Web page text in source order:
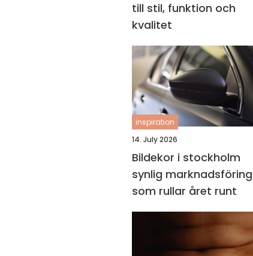
till stil, funktion och
kvalitet
inspiration
14. July 2026
Bildekor i stockholm
synlig marknadsföring
som rullar året runt